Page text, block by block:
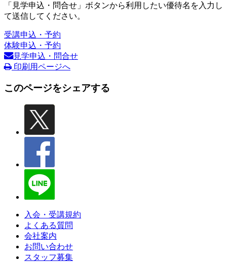
「見学申込・問合せ」ボタンから利用したい優待名を入力し
て送信してください。
受講申込・予約
体験申込・予約
見学申込・問合せ
印刷用ページへ
このページをシェアする
入会・受講規約
よくある質問
会社案内
お問い合わせ
スタッフ募集